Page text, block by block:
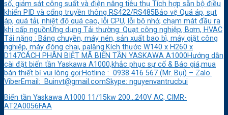
số, giám sát công suất và điện năng tiêu thụ Tích hợp sẵn bộ điều
khiển PID và cổng truyền thông RS422/RS485Bảo vệ Quá áp, sụt
áp, quá tải, nhiệt độ quá cao, lỗi CPU, lỗi bộ nhớ, chạm mát đầu ra
khi cấp nguồnỨng dụng Tải thường: Quạt công nghiệp, Bơm, HVAC
Tải nặng : Băng chuyền, máy nén, sản xuất bao bì, máy giặt công
nghiệp, máy đóng chai, palăng.Kích thước W140 x H260 x
D147CÁCH PHÂN BIỆT MÃ BIẾN TẦN YASKAWA A1000Hướng dẫn
cài đặt biến tần Yaskawa A1000,khắc phục sự cố & Báo giá,mua
bán thiết bị vui lòng gọi:Hotline : 0938 416 567 (Mr. Bụi) – Zalo.
ViberEmail: Buinvt@gmail.comSkype: nguyenvantrucbui
Biến tần Yaskawa A1000 11/15kw 200…240V AC, CIMR-
AT2A0056FAA